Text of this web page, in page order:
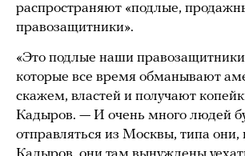
распространяют «подлые,
правозащитники».
«Это подлые наши
которые все время обманывают
скажем, властей и получают
Кадыров. — И очень много людей
отправляться из Москвы, типа они,